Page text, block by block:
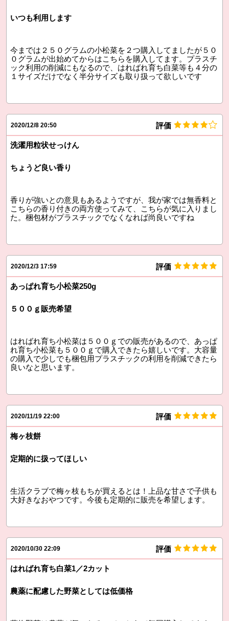
いつも利用します
今までは２５０グラムの小松菜を２つ購入してましたが５０
０グラムが出始めてからはこちらを購入してます。プラスチ
ック利用の削減にもなるので、はればれ育ち白菜等も４分の
１サイズだけでなく半分サイズも取り扱って欲しいです
2020/12/8 20:50 評価
洗濯用粒状せっけん
ちょうど良い香り
香りが強いとの意見もあるようですが、我が家では無香料と
こちらの香り付きの両方使ってみて、こちらが気に入りまし
た。梱包材がプラスチックでなくなれば尚良いですね
2020/12/3 17:59 評価
あっぱれ育ち小松菜250g
５００ｇ販売希望
はればれ育ち小松菜は５００ｇでの販売があるので、あっぱ
れ育ち小松菜も５００ｇで購入できたら嬉しいです。大容量
の購入で少しでも梱包用プラスチックの利用を削減できたら
良いなと思います。
2020/11/19 22:00 評価
梅ヶ枝餅
定期的に扱ってほしい
生活クラブで梅ヶ枝もちが買えるとは！上品な甘さで子供も
大好きなおやつです。今後も定期的に販売を希望します。
2020/10/30 22:09 評価
はればれ育ち白菜1／2カット
農薬に配慮した野菜としては低価格